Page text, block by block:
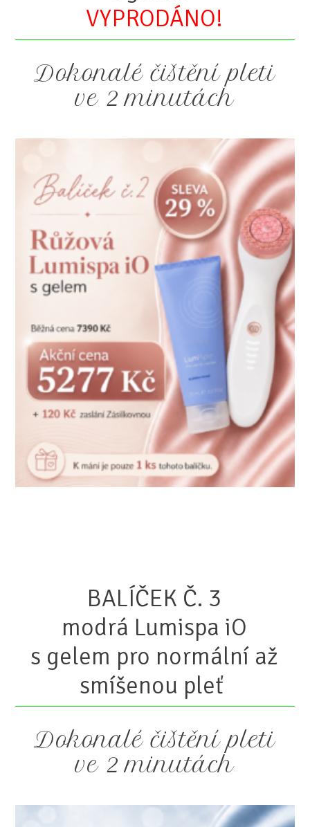
VYPRODÁNO!
Dokonalé čištění pleti
ve 2 minutách
BALÍČEK Č. 3
modrá Lumispa iO
s gelem pro normální až
smíšenou pleť
Dokonalé čištění pleti
ve 2 minutách